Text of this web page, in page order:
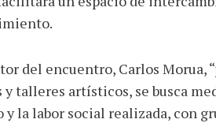
del encuentro, Carlos Morua,
talleres artísticos, se busca
la labor social realizada, con